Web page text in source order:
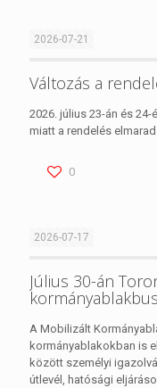
2026-07-21
Változás a
2026. július 23-án és
miatt a rendelés
0
2026-07-17
Július 30-án
A Mobilizált
kormányablakokban is
között személyi
útlevél, hatósági